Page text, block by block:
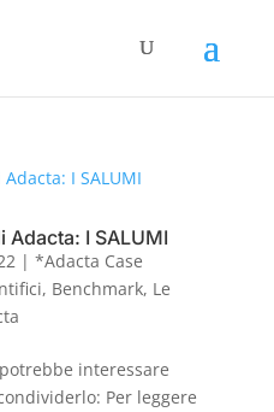
I SALUMI
| *Adacta Case
, Benchmark, Le
interessare
Per leggere